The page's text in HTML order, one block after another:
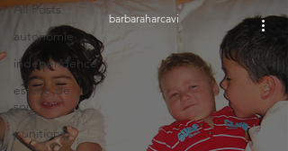
All Posts
autonomie
independence
estime de
soi
punitions
barbaraharcavi